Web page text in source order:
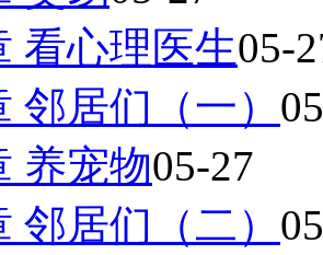
看心理医生05-
邻居们（一）
养宠物05-27
邻居们（二）